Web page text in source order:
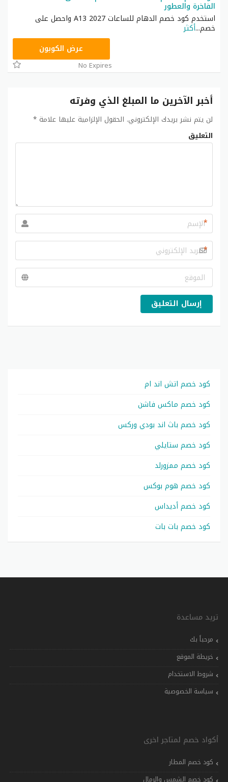
الفاخرة والعطور
استخدم كود خصم الدهام للساعات 2027 A13 واحصل على
خصم...أكثر
عرض الكوبون
No Expires
أخبر الآخرين ما المبلغ الذي وفرته
لن يتم نشر بريدك الإلكتروني. الحقول الإلزامية عليها علامة *
التعليق
*
*
إرسال التعليق
كود خصم اتش اند ام
كود خصم ماكس فاشن
كود خصم باث اند بودي وركس
كود خصم ستايلي
كود خصم ممزورلد
كود خصم هوم بوكس
كود خصم أديداس
كود خصم بات بات
تريد مساعدة
مرحباً بك
خريطة الموقع
شروط الاستخدام
سياسة الخصوصية
أكواد خصم لمتاجر اخرى
كود خصم المطار